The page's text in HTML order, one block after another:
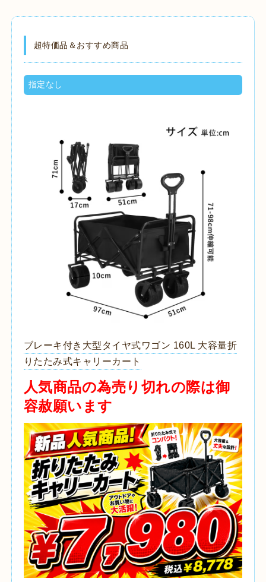
超特価品＆おすすめ商品
指定なし
ブレーキ付き大型タイヤ式ワゴン 160L 大容量折
りたたみ式キャリーカート
人気商品の為売り切れの際は御
容赦願います